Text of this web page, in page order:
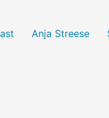
Anja Streese